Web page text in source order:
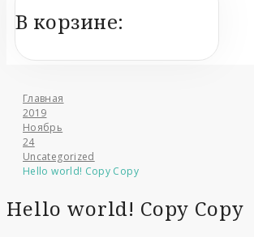
В корзине:
Главная
2019
Ноябрь
24
Uncategorized
Hello world! Copy Copy
Hello world! Copy Copy